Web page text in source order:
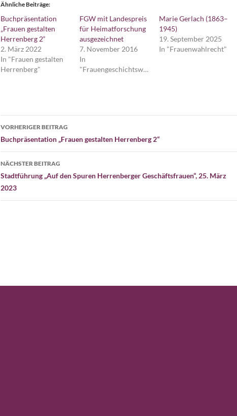
Ähnliche Beiträge
Buchpräsentation
„Frauen gestalten
Herrenberg 2“
2. März 2022
In "Frauen gestalten
Herrenberg"
FGW mit Landespreis
für Heimatforschung
ausgezeichnet
7. November 2016
In
"Frauengeschichtswerkstatt"
Marie Gerlach (1863–
1945)
19. September 2025
In "Frauenwahlrecht"
Beitragsnavigation
VORHERIGER BEITRAG
Buchpräsentation „Frauen gestalten Herrenberg 2“
NÄCHSTER BEITRAG
Stadtführung „Auf den Spuren Herrenberger Geschäftsfrauen“, 25. März
2023